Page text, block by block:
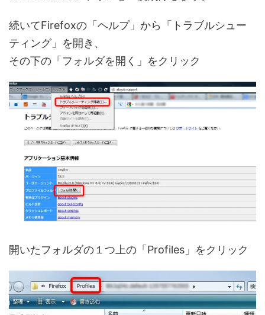
続いてFirefoxの「ヘルプ」から「トラブルシュー
ティング」を開き、
その下の「フォルダを開く」をクリック
開いたフォルダの１つ上の「Profiles」をクリック